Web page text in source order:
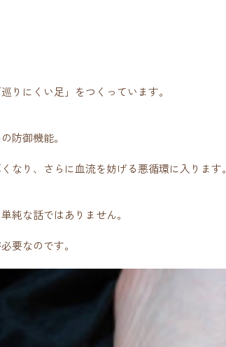
りにくい足」をつくっています。
防御機能。
なり、さらに血流を妨げる悪循環に入ります。
純な話ではありません。
要なのです。